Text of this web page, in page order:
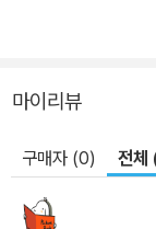
마이리뷰
구매자 (0) 전체